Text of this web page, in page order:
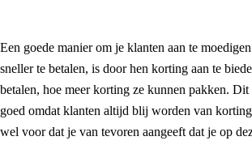
Een goede manier om je klanten aan te
sneller te betalen, is door hen korting aan te
betalen, hoe meer korting ze kunnen pakken.
goed omdat klanten altijd blij worden van
wel voor dat je van tevoren aangeeft dat je op